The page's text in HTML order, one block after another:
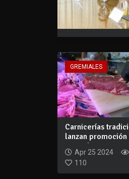
GREMIALES
Carnicerías
lanzan
para el...
Apr 25 2024
110